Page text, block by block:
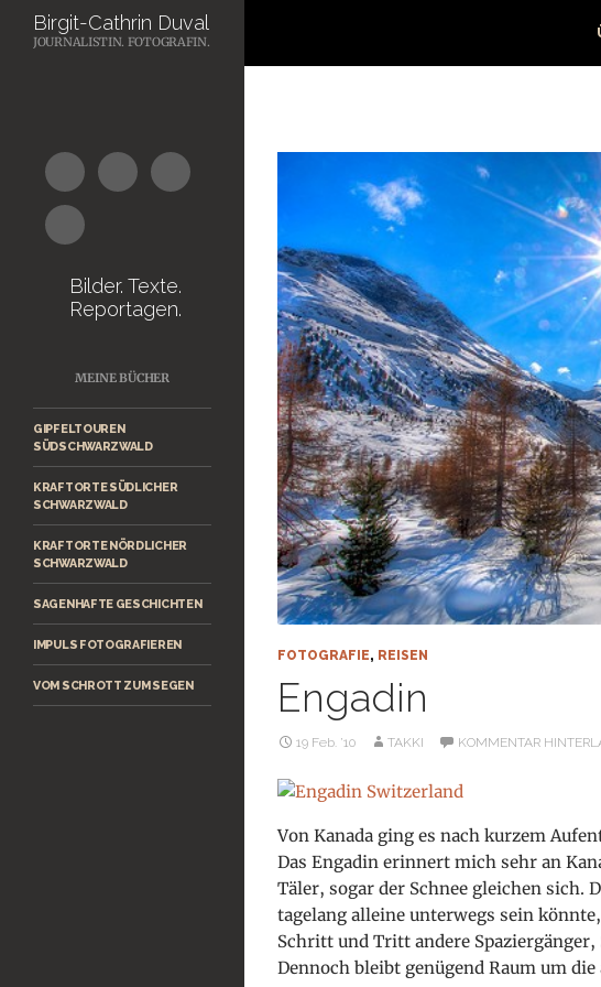
Suchen
FOTOGRAFIE, REISEN
Engadin
19 Feb. ’10 TAKKI KOMMENTAR
Von Kanada ging es nach kurzem
Das Engadin erinnert mich sehr an
Täler, sogar der Schnee gleichen sich.
tagelang alleine unterwegs sein
Schritt und Tritt andere
Dennoch bleibt genügend Raum um
Birgit-Cathrin Duval
JOURNALISTIN. FOTOGRAFIN.
Bilder. Texte.
Reportagen.
MEINE BÜCHER
GIPFELTOUREN
SÜDSCHWARZWALD
KRAFTORTE SÜDLICHER
SCHWARZWALD
KRAFTORTE NÖRDLICHER
SCHWARZWALD
SAGENHAFTE GESCHICHTEN
IMPULS FOTOGRAFIEREN
VOM SCHROTT ZUM SEGEN